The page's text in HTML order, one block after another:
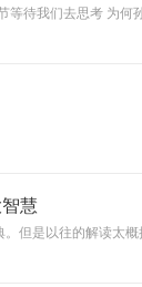
等待我们去思考 为
部精彩的冒险故事，
个主题就是“放下心
慧
。但是以往的解读太
效果。